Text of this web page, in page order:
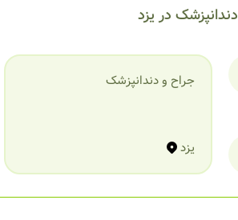
دندانپزشک در یزد
جراح و دندانپزشک
یزد